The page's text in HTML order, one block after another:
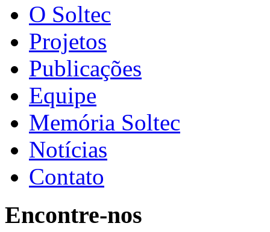
O Soltec
Projetos
Publicações
Equipe
Memória Soltec
Notícias
Contato
Encontre-nos